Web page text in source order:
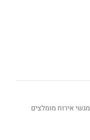
מגשי אירוח מומלצים